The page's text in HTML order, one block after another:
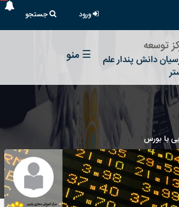
ورود جستجو
توسعه
دانش پندار علم
☰ منو
با بورس